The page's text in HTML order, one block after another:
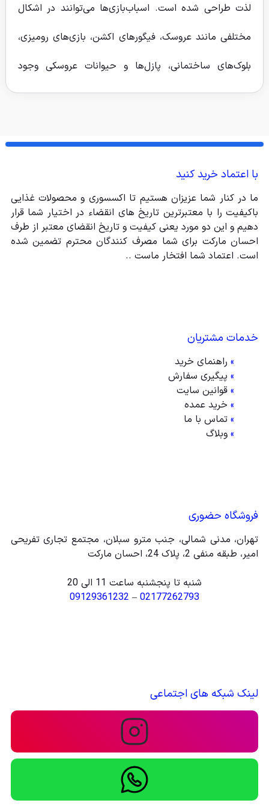
لذت طراحی شده است. اسباب‌بازی‌ها می‌توانند در اشکال
مختلفی مانند عروسک، فیگورهای اکشن، بازی‌های رومیزی،
بلوک‌های ساختمانی، پازل‌ها و حیوانات عروسکی وجود
داشته باشند.
تا در بازی های تخیلی شرکت کنند، مهارت های جدید
بیاموزند و خلاقیت خود را کشف کنند. اسباب‌بازی‌ها
همچنین می‌توانند به رشد مهارت‌های اجتماعی مانند
میان وعده مصرف می شود. در حالی که آب نبات می تواند
انرژی و لذت را به طور موقت افزایش دهد، مصرف بیش از
حد می تواند منجر به اثرات منفی بر سلامتی مانند پوسیدگی
دندان و افزایش وزن شود.
کنند. برخی از بزرگسالان اسباب بازی ها را به عنوان یک
سرگرمی جمع آوری می کنند، در حالی که برخی دیگر از آنها به
کمک می کنند؟
اسباب‌بازی‌ها می‌توانند با فراهم کردن فرصت‌هایی برای بازی،
خلاقیت و اکتشاف، به کودکان کمک کنند تا شادی و شادی را
تجربه کنند. زمان بازی با اسباب‌بازی‌ها می‌تواند یک تجربه
با اعتماد خرید کنید
ما در کنار شما عزیزان هستیم تا اکسسوری و محصولات غذایی
باکیفیت را با معتبرترین تاریخ های انقضاء در اختیار شما قرار
دهیم و این دو مورد یعنی کیفیت و تاریخ انقضای معتبر از طرف
احسان مارکت برای شما مصرف کنندگان محترم تضمین شده
است. اعتماد شما افتخار ماست ..
خدمات مشتریان
» راهنمای خرید
» پیگیری سفارش
» قوانین سایت
» خرید عمده
» تماس با ما
» وبلاگ
فروشگاه حضوری
تهران، مدنی شمالی، جنب مترو سبلان، مجتمع تجاری تفریحی
امیر، طبقه منفی 2، پلاک 24، احسان مارکت
شنبه تا پنجشنبه ساعت 11 الی 20
02177262793
–
09129361232
لینک شبکه های اجتماعی